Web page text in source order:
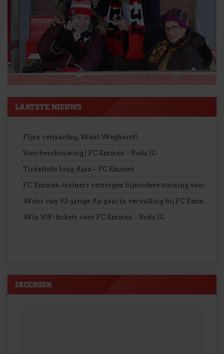
LAATSTE NIEUWS
Fijne verjaardag, Wout Weghorst!
Voorbeschouwing | FC Emmen – Roda JC
Ticketinfo Jong Ajax – FC Emmen
FC Emmen-trainers verzorgen bijzondere training voor VV
Wens van 92-jarige Ap gaat in vervulling bij FC Emmen
Win VIP-tickets voor FC Emmen – Roda JC
FACEBOOK